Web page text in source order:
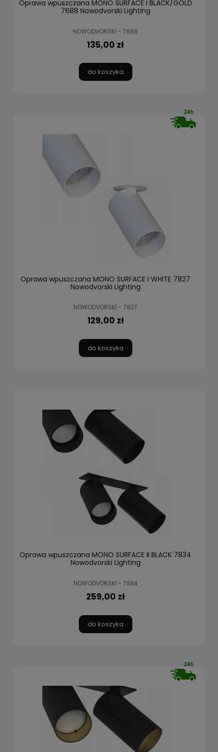
Oprawa wpuszczana MONO SURFACE I BLACK/GOLD
7688 Nowodvorski Lighting
NOWODVORSKI - 7688
135,00 zł
do koszyka
Oprawa wpuszczana MONO SURFACE I WHITE 7827
Nowodvorski Lighting
NOWODVORSKI - 7827
129,00 zł
do koszyka
Oprawa wpuszczana MONO SURFACE II BLACK 7834
Nowodvorski Lighting
NOWODVORSKI - 7834
259,00 zł
do koszyka